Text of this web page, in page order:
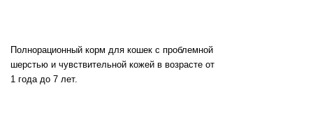
Полнорационный корм для кошек с проблемной
шерстью и чувствительной кожей в возрасте от
1 года до 7 лет.